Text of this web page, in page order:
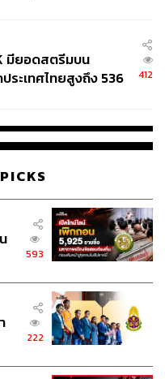
มียอดสตรีมบน
ระเทศไทยสูงถึง 536
412
593
222